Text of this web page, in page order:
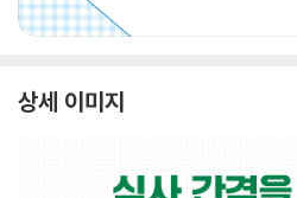
상세 이미지